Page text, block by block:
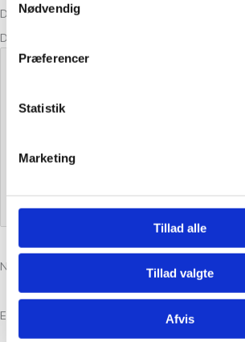
Nødvendig
Præferencer
Statistik
Marketing
Tillad alle
Tillad valgte
Afvis
Din bedømmelse
Din anmeldelse
Navn
E-mail